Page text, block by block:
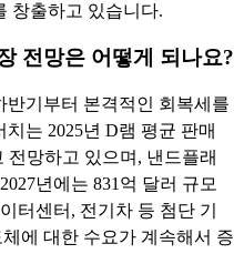
창출하고 있습니다.
전망은 어떻게 되나요?
반기부터 본격적인 회복세를
는 2025년 D램 평균 판매
전망하고 있으며, 낸드플래
년에는 831억 달러 규모
터센터, 전기차 등 첨단 기
에 대한 수요가 계속해서 증